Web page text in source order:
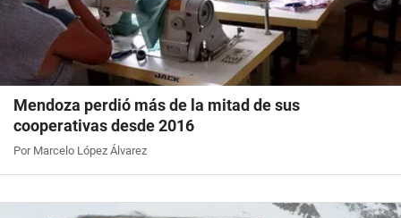
Mendoza perdió más de la mitad de sus
cooperativas desde 2016
Por Marcelo López Álvarez